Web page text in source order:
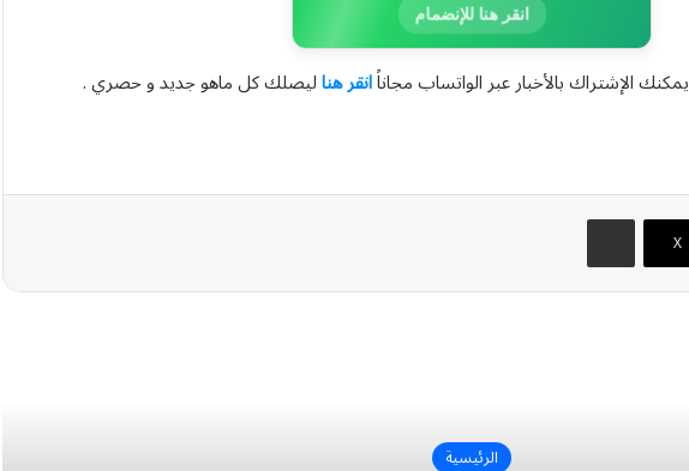
انقر هنا للإنضمام
يمكنك الإشتراك بالأخبار عبر الواتساب مجاناًانقر هناليصلك كل ماهو جديد و حصري .
‫X
مشاركة عبر البريد
الرئيسية